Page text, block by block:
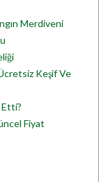
Merdiveni
Keşif Ve
Fiyat